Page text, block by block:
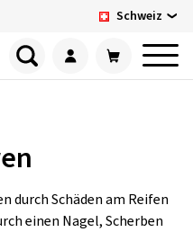
Schweiz
durch Schäden am Reifen
einen Nagel, Scherben